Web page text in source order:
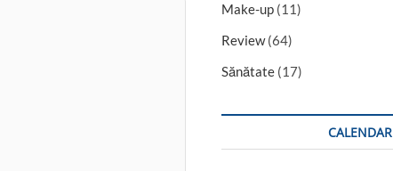
Make-up (11)
Review(64)
Sănătate (17)
CALENDAR